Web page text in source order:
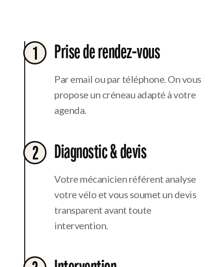
Prise de rendez-vous
Par email ou par téléphone. On vous
propose un créneau adapté à votre
agenda.
1
Diagnostic & devis
Votre mécanicien référent analyse
votre vélo et vous soumet un devis
transparent avant toute
intervention.
2